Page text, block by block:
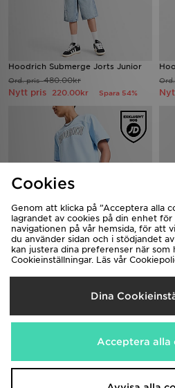
Hoodrich Submerge Jorts Junior
Ord. pris480.00kr
Nytt pris 220.00kr Spara 54%
Hoodrich Stride Shorts Junior
Cookies
Genom att klicka på ”Acceptera alla
lagrandet av cookies på din enhet
navigationen på vår hemsida, för att
du använder sidan och i stödjandet
kan justera dina preferenser när som
Cookieinställningar. Läs vår
Dina
Acceptera alla